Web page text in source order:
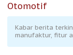
Otomotif
Kabar berita
manufaktur, fitur